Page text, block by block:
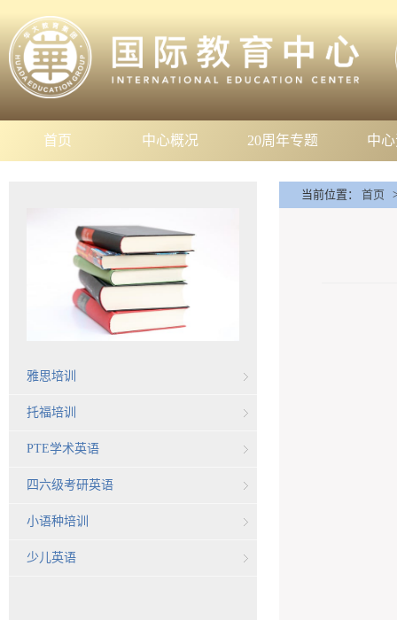
首页 中心概况 20周年专题 中
雅思培训
托福培训
PTE学术英语
四六级考研英语
小语种培训
少儿英语
当前位置： 首页